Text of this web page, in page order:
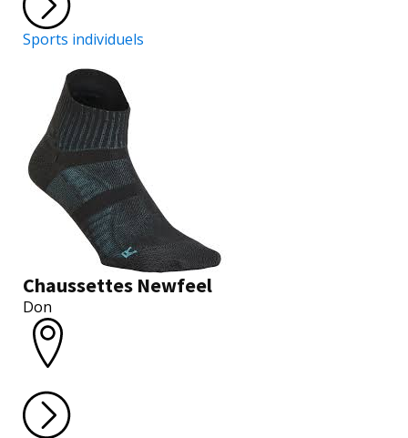
Sports individuels
Chaussettes Newfeel
Don